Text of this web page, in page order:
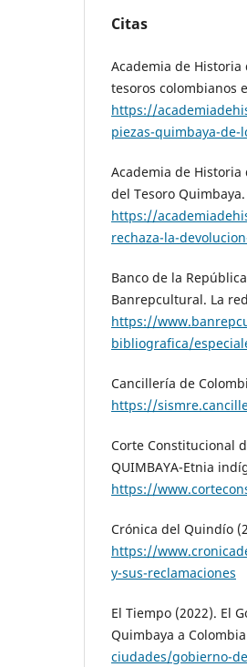
Citas
Academia de Historia
tesoros colombianos
https://
piezas-quimbaya-de-
Academia de Historia
del Tesoro Quimbaya.
https://
rechaza-la-
Banco de la
Banrepcultural. La
https://
bibliografica/
Cancillería de
https://
Corte Constitucional
QUIMBAYA-Etnia
https://
Crónica del Quindío
https://
y-sus-reclamaciones
El Tiempo (2022). El
Quimbaya a
ciudades/gobierno-